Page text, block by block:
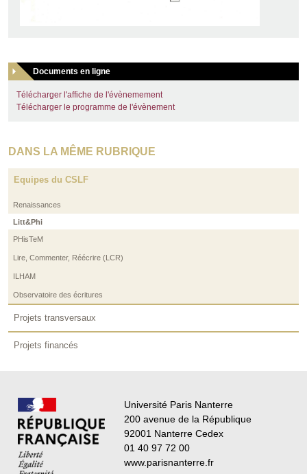
Documents en ligne
Télécharger l'affiche de l'évènemement
Télécharger le programme de l'évènement
DANS LA MÊME RUBRIQUE
Equipes du CSLF
Renaissances
Litt&Phi
PHisTeM
Lire, Commenter, Réécrire (LCR)
ILHAM
Observatoire des écritures
Projets transversaux
Projets financés
Université Paris Nanterre
200 avenue de la République
92001 Nanterre Cedex
01 40 97 72 00
www.parisnanterre.fr